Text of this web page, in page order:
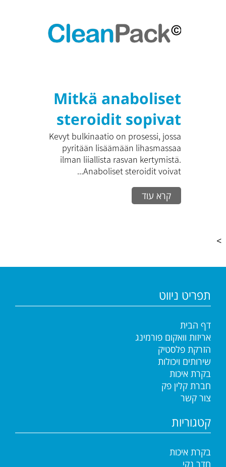
Increasing
Mitkä anaboliset
steroidit sopivat
hyvin kevyeen
bulkinaatioon?
Kevyt bulkinaatio on prosessi, jossa
pyritään lisäämään lihasmassaa
ilman liiallista rasvan kertymistä.
Anaboliset steroidit voivat...
קרא עוד
>
תפריט ניווט
דף הבית
אריזות וואקום פורמינג
הזרקת פלסטיק
שירותים ויכולות
בקרת איכות
חברת קלין פק
צור קשר
קטגוריות
בקרת איכות
חדר נקי